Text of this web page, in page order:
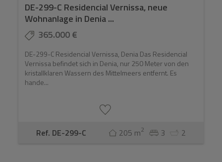
DE-299-C Residencial Vernissa, neue
Wohnanlage in Denia ...
365.000 €
DE-299-C Residencial Vernissa, Denia Das Residencial
Vernissa befindet sich in Denia, nur 250 Meter von den
kristallklaren Wassern des Mittelmeers entfernt. Es
hande...
Ref. DE-299-C 205 m2 3 2